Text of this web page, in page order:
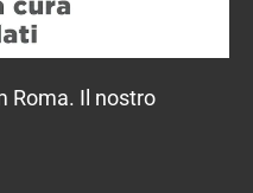
Roma. Il nostro